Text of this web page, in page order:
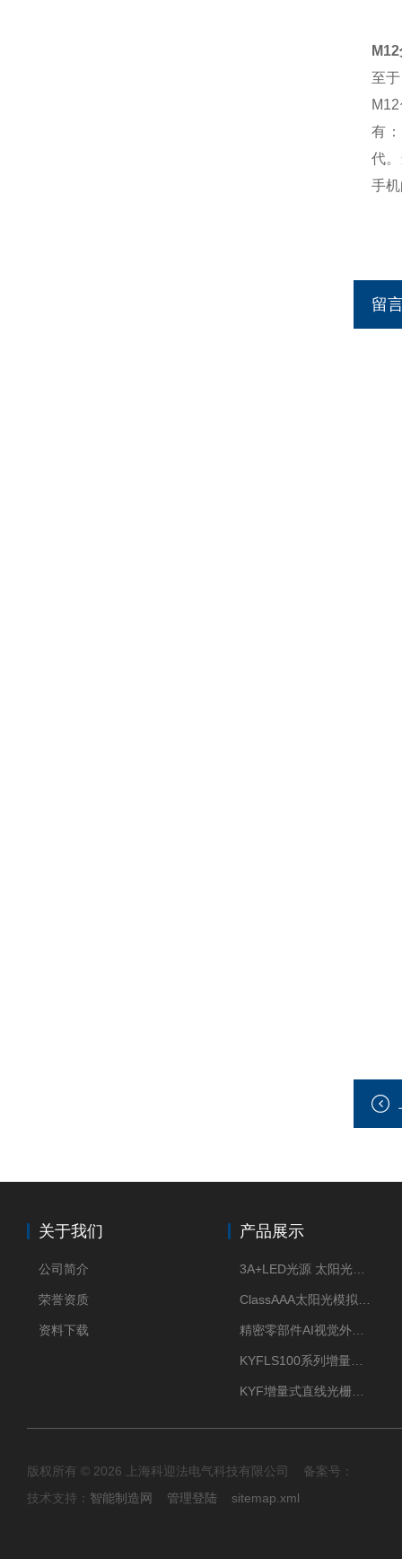
至
有
代
手
留
关于我们
公司简介
荣誉资质
资料下载
产品展示
版权所有 © 2026 上海科迎法电气科技有限公司 备案号：
技术支持： 智能制造网 管理登陆 sitemap.xml